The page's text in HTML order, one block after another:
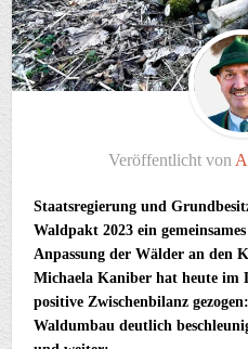
Veröffentlicht von
Staatsregierung und
Waldpakt 2023 ein
Anpassung der Wälder an den
Michaela Kaniber hat heute im
positive Zwischenbilanz
Waldumbau deutlich